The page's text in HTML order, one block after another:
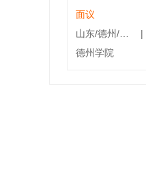
面议
|
德州学院